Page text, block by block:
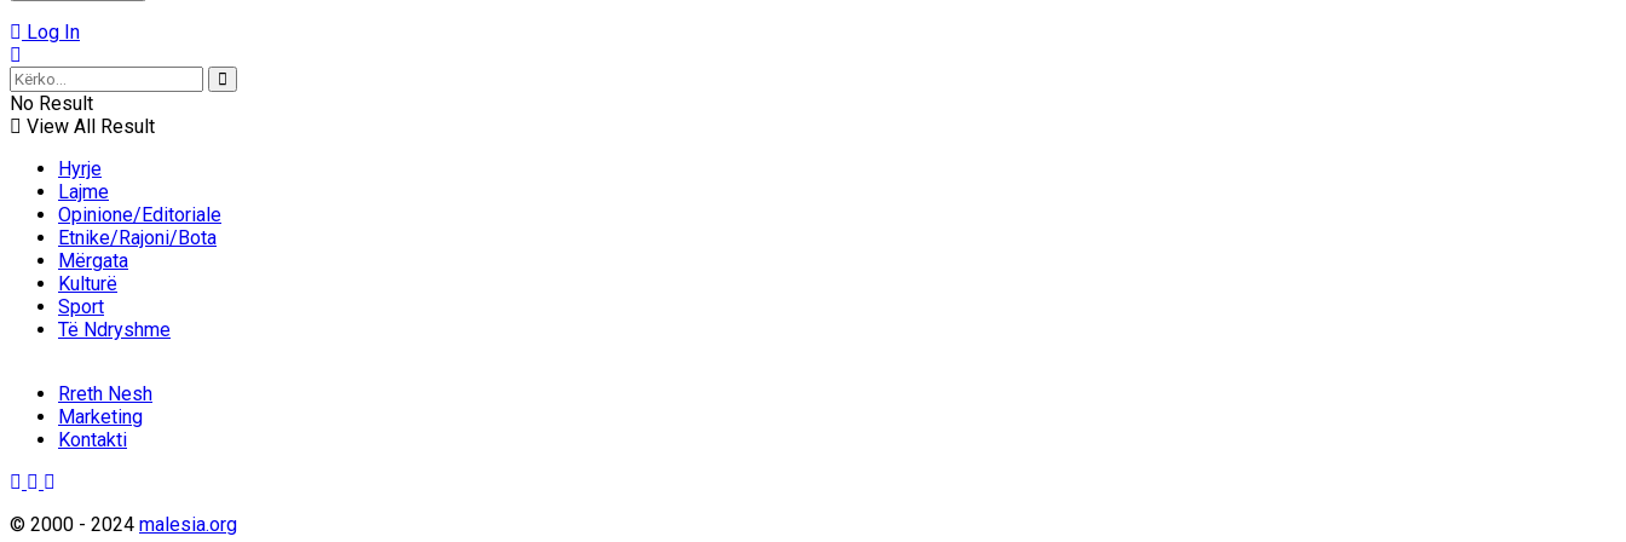
Log In
No Result
View All Result
Hyrje
Lajme
Opinione/Editoriale
Etnike/Rajoni/Bota
Mërgata
Kulturë
Sport
Të Ndryshme
Rreth Nesh
Marketing
Kontakti
© 2000 - 2024 malesia.org